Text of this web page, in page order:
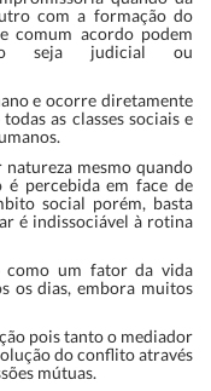
com a formação do
comum acordo podem
seja judicial ou
e ocorre diretamente
as classes sociais e
mesmo quando
é percebida em face de
social porém, basta
é indissociável à rotina
como um fator da vida
os dias, embora muitos
pois tanto o mediador
do conflito através
mútuas.